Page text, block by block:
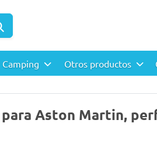
Camping Otros productos
Aston Martin,